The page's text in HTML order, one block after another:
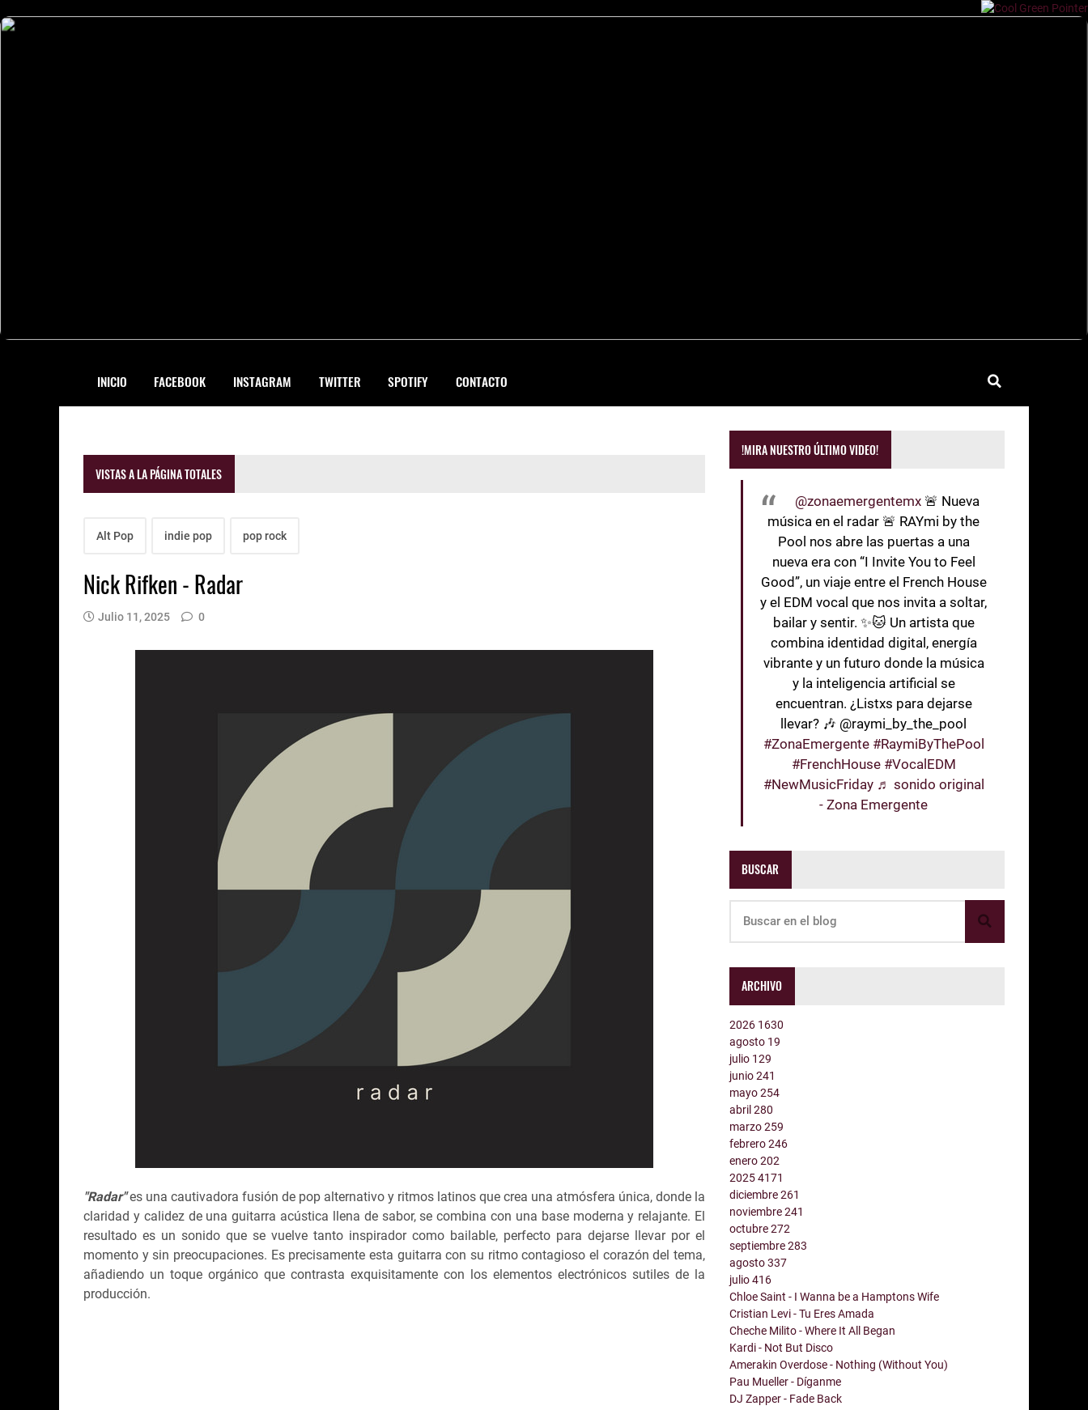
INICIO FACEBOOK INSTAGRAM TWITTER SPOTIFY CONTACTO
VISTAS A LA PÁGINA TOTALES
Alt Pop indie pop pop rock
Nick Rifken - Radar
Julio 11, 2025 0
"Radar"es una cautivadora fusión de pop alternativo y ritmos latinos que crea una atmósfera única, donde la
claridad y calidez de una guitarra acústica llena de sabor, se combina con una base moderna y relajante. El
resultado es un sonido que se vuelve tanto inspirador como bailable, perfecto para dejarse llevar por el
momento y sin preocupaciones. Es precisamente esta guitarra con su ritmo contagioso el corazón del tema,
añadiendo un toque orgánico que contrasta exquisitamente con los elementos electrónicos sutiles de la
producción.
!MIRA NUESTRO ÚLTIMO VIDEO!
@zonaemergentemx 🚨 Nueva
música en el radar 🚨 RAYmi by the
Pool nos abre las puertas a una
nueva era con “I Invite You to Feel
Good”, un viaje entre el French House
y el EDM vocal que nos invita a soltar,
bailar y sentir. ✨🐱 Un artista que
combina identidad digital, energía
vibrante y un futuro donde la música
y la inteligencia artificial se
encuentran. ¿Listxs para dejarse
llevar? 🎶 @raymi_by_the_pool
#ZonaEmergente #RaymiByThePool
#FrenchHouse #VocalEDM
#NewMusicFriday ♬ sonido original
- Zona Emergente
BUSCAR
ARCHIVO
2026 1630
agosto 19
julio 129
junio241
mayo254
abril280
marzo259
febrero246
enero202
20254171
diciembre261
noviembre241
octubre272
septiembre283
agosto337
julio416
Chloe Saint - I Wanna be a Hamptons Wife
Cristian Levi - Tu Eres Amada
Cheche Milito - Where It All Began
Kardi - Not But Disco
Amerakin Overdose - Nothing (Without You)
Pau Mueller - Díganme
DJ Zapper - Fade Back